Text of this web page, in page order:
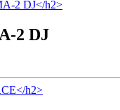
2 DJ